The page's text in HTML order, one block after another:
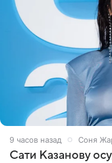
9 часов назад Соня
Сати Казанову